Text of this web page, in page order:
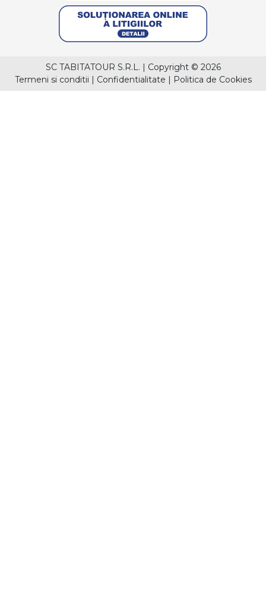
SC TABITATOUR S.R.L. | Copyright © 2026
Termeni si conditii | Confidentialitate | Politica de Cookies